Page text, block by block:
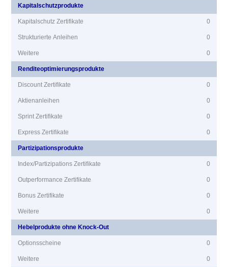
Kapitalschutzprodukte
Kapitalschutz Zertifikate 0
Strukturierte Anleihen 0
Weitere 0
Renditeoptimierungsprodukte
Discount Zertifikate 0
Aktienanleihen 0
Sprint Zertifikate 0
Express Zertifikate 0
Partizipationsprodukte
Index/Partizipations Zertifikate 0
Outperformance Zertifikate 0
Bonus Zertifikate 0
Weitere 0
Hebelprodukte ohne Knock-Out
Optionsscheine 0
Weitere 0